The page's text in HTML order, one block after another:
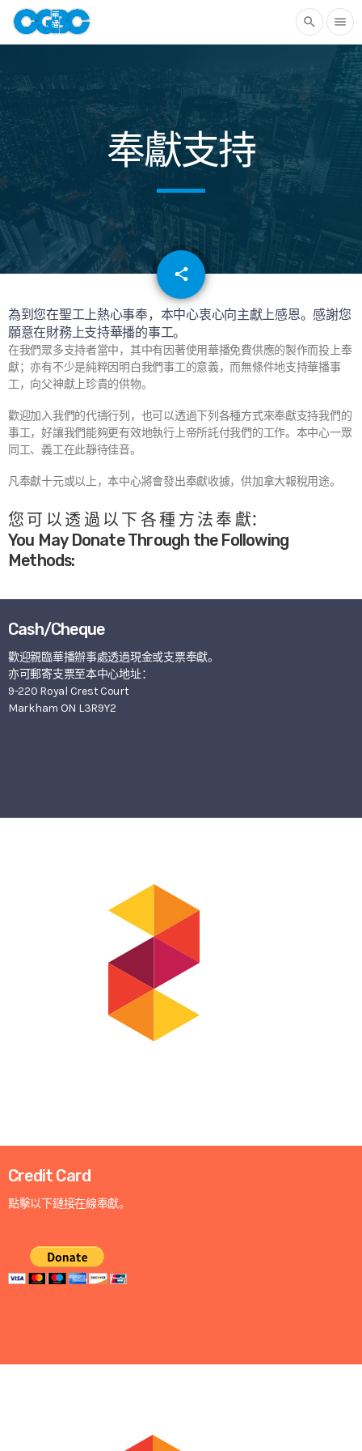
search menu
奉獻支持
share
email
為到您在聖工上熱心事奉，本中心衷心向主獻上感恩。感謝您
願意在財務上支持華播的事工。
在我們眾多支持者當中，其中有因著使用華播免費供應的製作而投上奉
獻；亦有不少是純粹因明白我們事工的意義，而無條件地支持華播事
工，向父神獻上珍貴的供物。
歡迎加入我們的代禱行列，也可以透過下列各種方式來奉獻支持我們的
事工，好讓我們能夠更有效地執行上帝所託付我們的工作。本中心一眾
同工、義工在此靜待佳音。
凡奉獻十元或以上，本中心將會發出奉獻收據，供加拿大報稅用途。
您 可 以 透 過 以 下 各 種 方 法 奉 獻：
You May Donate Through the Following
Methods:
Cash/Cheque
歡迎親臨華播辦事處透過現金或支票奉獻。
亦可郵寄支票至本中心地址：
9-220 Royal Crest Court
Markham ON L3R9Y2
Credit Card
點擊以下鏈接在線奉獻。